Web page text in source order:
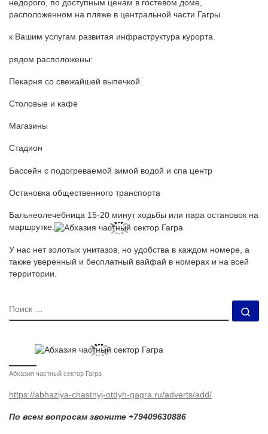
недорого, по доступным ценам в гостевом доме,
расположенном на пляже в центральной части Гагры.
к Вашим услугам развитая инфраструктура курорта.
рядом расположены:
Пекарня со свежайшей выпечкой
Столовые и кафе
Магазины
Стадион
Бассейн с подогреваемой зимой водой и спа центр
Остановка общественного транспорта
Бальнеолечебница 15-20 минут ходьбы или пара остановок на
маршрутке.
У нас нет золотых унитазов, но удобства в каждом номере, а
также уверенный и бесплатный вайфай в номерах и на всей
территории.
ПОИСК
Абхазия частный сектор Гагра
https://abhaziya-chastnyj-otdyh-gagra.ru/adverts/add/
По всем вопросам звоните +79409630886